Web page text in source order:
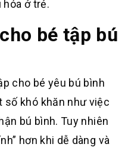
ở trẻ.
bé tập bú
cho bé yêu bú bình
số khó khăn như việc
bú bình. Tuy nhiên
hơn khi dễ dàng và